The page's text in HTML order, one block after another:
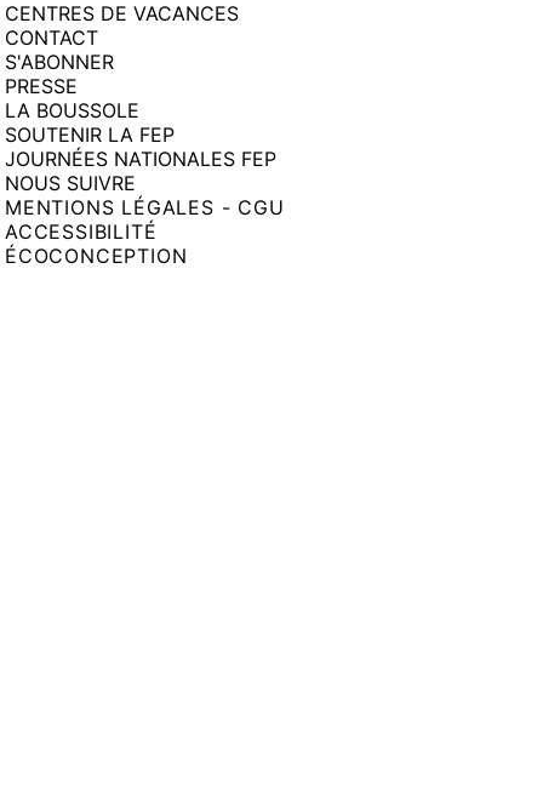
CENTRES DE VACANCES
CONTACT
S'ABONNER
PRESSE
LA BOUSSOLE
SOUTENIR LA FEP
JOURNÉES NATIONALES FEP
NOUS SUIVRE
MENTIONS LÉGALES - CGU
ACCESSIBILITÉ
ÉCOCONCEPTION